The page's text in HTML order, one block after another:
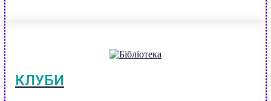
КЛУБИ